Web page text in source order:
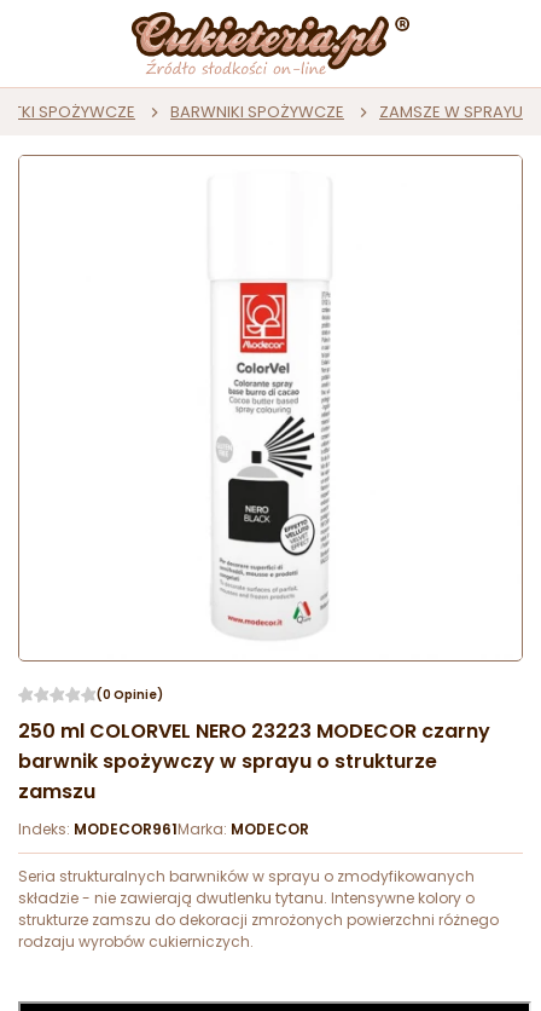
SPOŻYWCZE BARWNIKI SPOŻYWCZE ZAMSZE W SPRAYU
(0 Opinie)
250 ml COLORVEL NERO 23223 MODECOR czarny
barwnik spożywczy w sprayu o strukturze
zamszu
Indeks: MODECOR961Marka: MODECOR
Seria strukturalnych barwników w sprayu o zmodyfikowanych
składzie - nie zawierają dwutlenku tytanu. Intensywne kolory o
strukturze zamszu do dekoracji zmrożonych powierzchni różnego
rodzaju wyrobów cukierniczych.